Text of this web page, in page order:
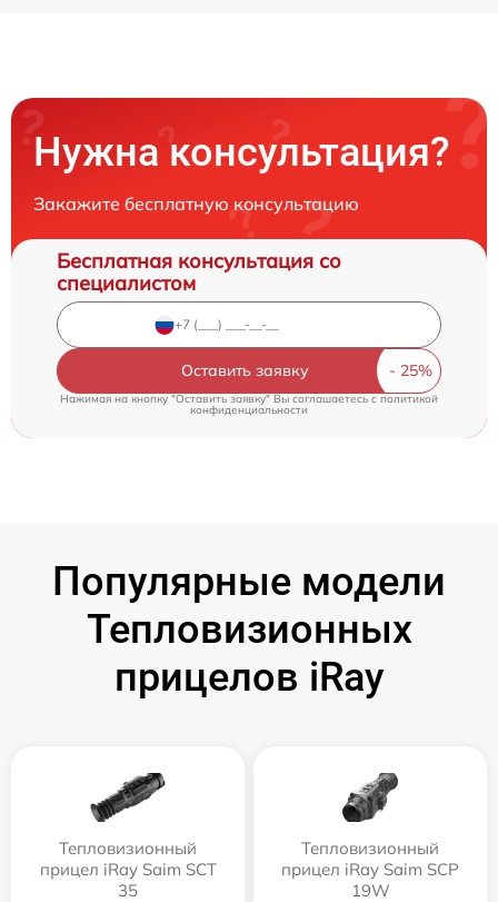
Нужна консультация?
Закажите бесплатную консультацию
Бесплатная консультация со
специалистом
Оставить заявку
Нажимая на кнопку "Оставить заявку" Вы соглашаетесь cполитикой
конфиденциальности
Популярные модели
Тепловизионных
прицелов iRay
Тепловизионный
прицел iRay Saim SCT
35
Тепловизионный
прицел iRay Saim SCP
19W